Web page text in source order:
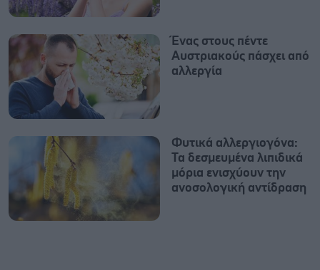
Ένας στους πέντε
Αυστριακούς πάσχει από
αλλεργία
Φυτικά αλλεργιογόνα:
Τα δεσμευμένα λιπιδικά
μόρια ενισχύουν την
ανοσολογική αντίδραση